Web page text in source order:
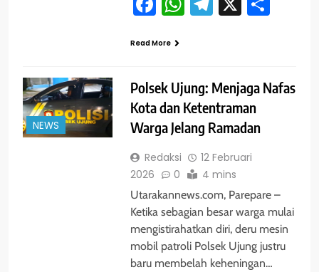
Read More
NEWS
Polsek Ujung: Menjaga Nafas
Kota dan Ketentraman
Warga Jelang Ramadan
Redaksi
12 Februari
2026
0 4 mins
Utarakannews.com, Parepare –
Ketika sebagian besar warga mulai
mengistirahatkan diri, deru mesin
mobil patroli Polsek Ujung justru
baru membelah keheningan…